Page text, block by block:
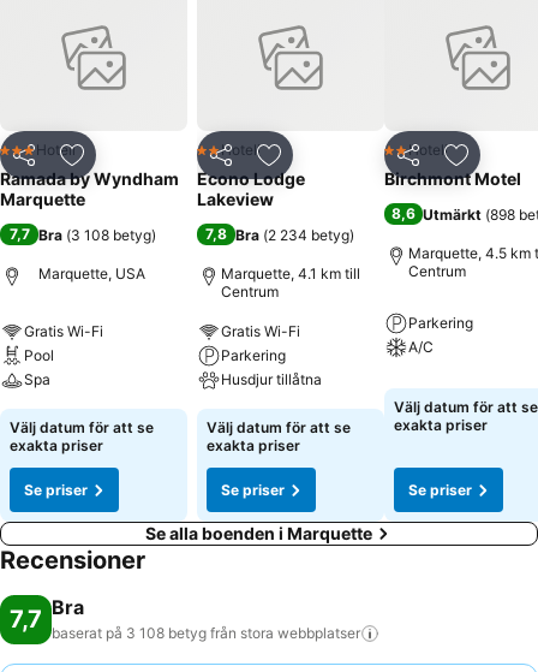
Dela Lägg till i Mina Favoriter
3 Stjärnor
Hotell
Ramada by Wyndham
Marquette
7,7 Bra (3 108 betyg)
Marquette, USA
Gratis Wi-Fi
Pool
Spa
Välj datum för att se
exakta priser
Se priser
Dela Lägg till i Mina Favoriter
2 Stjärnor
Hotell
Econo Lodge
Lakeview
7,8 Bra (2 234 betyg)
Marquette, 4.1 km till
Centrum
Gratis Wi-Fi
Parkering
Husdjur tillåtna
Välj datum för att se
exakta priser
Se priser
Dela Lägg till
2 Stjärnor
Hotell
Birchmont Motel
8,6 Utmärkt (898
Marquette, 4.5 km
Centrum
Parkering
A/C
Välj datum för att se
exakta priser
Se priser
Se alla boenden i Marquette
Recensioner
7,7 Bra
baserat på 3 108 betyg från stora webbplatser